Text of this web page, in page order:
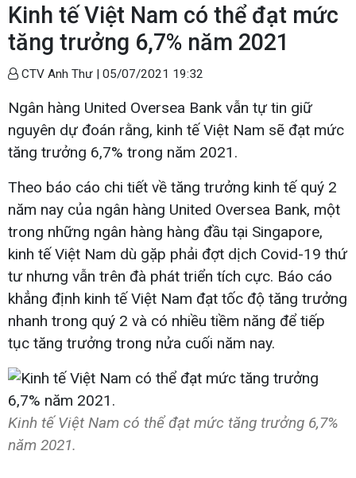
Kinh tế Việt Nam có thể đạt mức
tăng trưởng 6,7% năm 2021
CTV Anh Thư | 05/07/2021 19:32
Ngân hàng United Oversea Bank vẫn tự tin giữ
nguyên dự đoán rằng, kinh tế Việt Nam sẽ đạt mức
tăng trưởng 6,7% trong năm 2021.
Theo báo cáo chi tiết về tăng trưởng kinh tế quý 2
năm nay của ngân hàng United Oversea Bank, một
trong những ngân hàng hàng đầu tại Singapore,
kinh tế Việt Nam dù gặp phải đợt dịch Covid-19 thứ
tư nhưng vẫn trên đà phát triển tích cực. Báo cáo
khẳng định kinh tế Việt Nam đạt tốc độ tăng trưởng
nhanh trong quý 2 và có nhiều tiềm năng để tiếp
tục tăng trưởng trong nửa cuối năm nay.
Kinh tế Việt Nam có thể đạt mức tăng trưởng 6,7%
năm 2021.